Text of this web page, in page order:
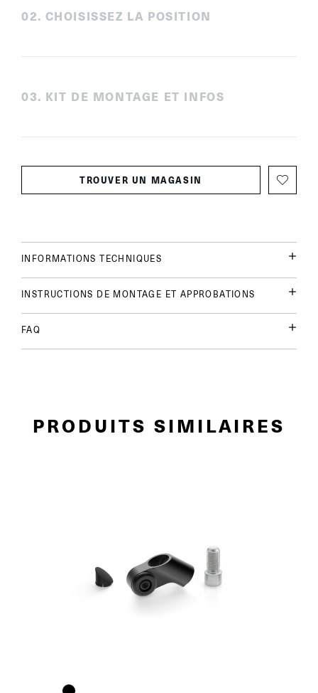
02. CHOISISSEZ LA POSITION
03. KIT DE MONTAGE ET INFOS
TROUVER UN MAGASIN
INFORMATIONS TECHNIQUES
INSTRUCTIONS DE MONTAGE ET APPROBATIONS
FAQ
PRODUITS SIMILAIRES